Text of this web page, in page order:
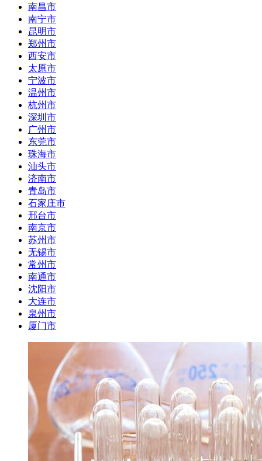
南昌市
南宁市
昆明市
郑州市
西安市
太原市
宁波市
温州市
杭州市
深圳市
广州市
东莞市
珠海市
汕头市
济南市
青岛市
石家庄市
邢台市
南京市
苏州市
无锡市
常州市
南通市
沈阳市
大连市
泉州市
厦门市